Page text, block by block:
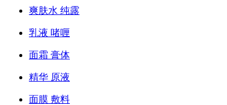
爽肤水 纯露
乳液 啫喱
面霜 膏体
精华 原液
面膜 敷料